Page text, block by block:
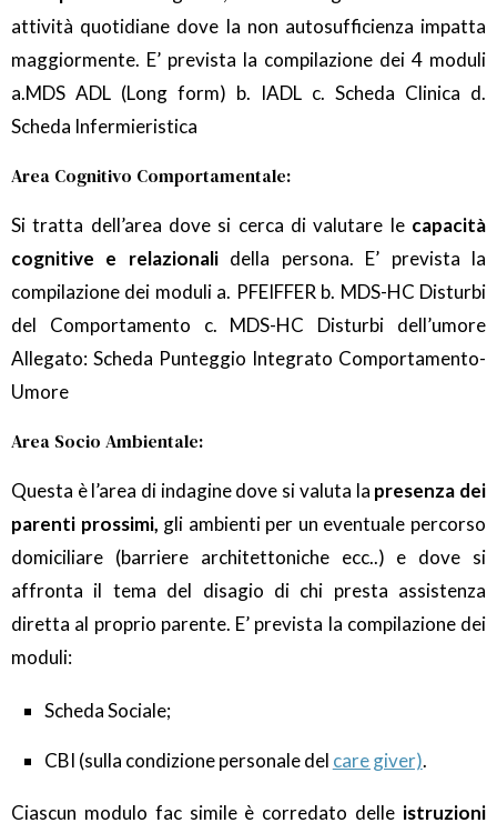
attività quotidiane dove la non autosufficienza impatta
maggiormente. E’ prevista la compilazione dei 4 moduli
a.MDS ADL (Long form) b. IADL c. Scheda Clinica d.
Scheda Infermieristica
Area Cognitivo Comportamentale:
Si tratta dell’area dove si cerca di valutare le capacità
cognitive e relazionalidella persona. E’ prevista la
compilazione dei moduli a. PFEIFFER b. MDS-HC Disturbi
del Comportamento c. MDS-HC Disturbi dell’umore
Allegato: Scheda Punteggio Integrato Comportamento-
Umore
Area Socio Ambientale:
Questa è l’area di indagine dove si valuta la presenza dei
parenti prossimi, gli ambienti per un eventuale percorso
domiciliare (barriere architettoniche ecc..) e dove si
affronta il tema del disagio di chi presta assistenza
diretta al proprio parente. E’ prevista la compilazione dei
moduli:
Scheda Sociale;
CBI (sulla condizione personale del care giver).
Ciascun modulo fac simile è corredato delle istruzioni